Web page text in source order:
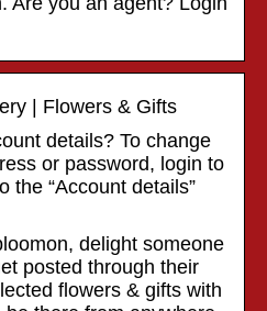
| Flowers & Gifts
details? To change
or password, login to
the “Account details”
delight someone
posted through their
flowers & gifts with